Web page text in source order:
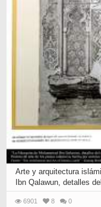
Arte y arquitectura
Ibn Qalawun, detalles
6901 8 0